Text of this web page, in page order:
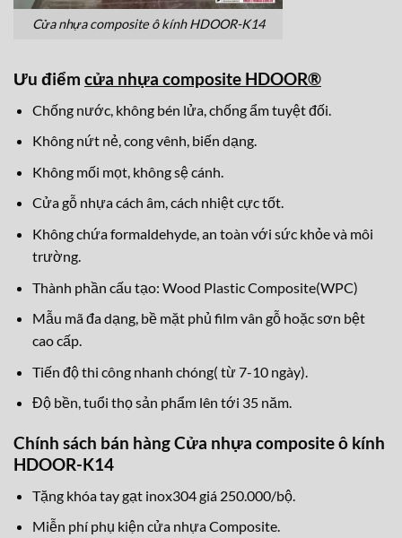
Cửa nhựa composite ô kính HDOOR-K14
Ưu điểm cửa nhựa composite HDOOR®
Chống nước, không bén lửa, chống ẩm tuyệt đối.
Không nứt nẻ, cong vênh, biến dạng.
Không mối mọt, không sệ cánh.
Cửa gỗ nhựa cách âm, cách nhiệt cực tốt.
Không chứa formaldehyde, an toàn với sức khỏe và môi
trường.
Thành phần cấu tạo: Wood Plastic Composite(WPC)
Mẫu mã đa dạng, bề mặt phủ film vân gỗ hoặc sơn bệt
cao cấp.
Tiến độ thi công nhanh chóng( từ 7-10 ngày).
Độ bền, tuổi thọ sản phẩm lên tới 35 năm.
Chính sách bán hàng Cửa nhựa composite ô kính
HDOOR-K14
Tặng khóa tay gạt inox304 giá 250.000/bộ.
Miễn phí phụ kiện cửa nhựa Composite.